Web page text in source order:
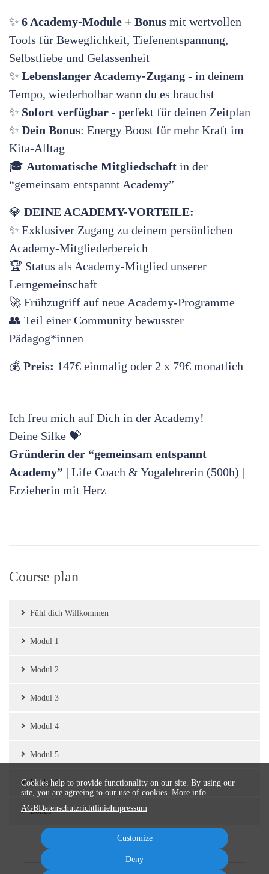
✨ 6 Academy-Module + Bonus mit wertvollen
Tools für Beweglichkeit, Tiefenentspannung,
Selbstliebe und Gelassenheit
✨ Lebenslanger Academy-Zugang - in deinem
Tempo, wiederholbar wann du es brauchst
✨ Sofort verfügbar - perfekt für deinen Zeitplan
✨ Dein Bonus: Energy Boost für mehr Kraft im
Kita-Alltag
🎓 Automatische Mitgliedschaft in der
“gemeinsam entspannt Academy”
💎 DEINE ACADEMY-VORTEILE:
✨ Exklusiver Zugang zu deinem persönlichen
Academy-Mitgliederbereich
🏆 Status als Academy-Mitglied unserer
Lerngemeinschaft
🚀 Frühzugriff auf neue Academy-Programme
👥 Teil einer Community bewusster
Pädagog*innen
💰 Preis: 147€ einmalig oder 2 x 79€ monatlich
Ich freu mich auf Dich in der Academy!
Deine Silke 💝
Gründerin der “gemeinsam entspannt
Academy” | Life Coach & Yogalehrerin (500h) |
Erzieherin mit Herz
Course plan
Fühl dich Willkommen
Modul 1
Modul 2
Modul 3
Modul 4
Modul 5
Modul 6
Bonus
Cookies help to provide functionality on our site. By using our
site, you are agreeing to our use of cookies. More info
AGBDatenschutzrichtlinieImpressum
Customize
Deny